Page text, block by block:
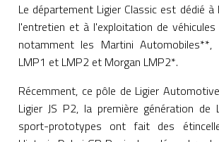
Le département Ligier Classic est dédié
l'entretien et à l'exploitation de
notamment les Martini Automobiles**,
LMP1 et LMP2 et Morgan LMP2*.
Récemment, ce pôle de Ligier
Ligier JS P2, la première génération de
sport-prototypes ont fait des